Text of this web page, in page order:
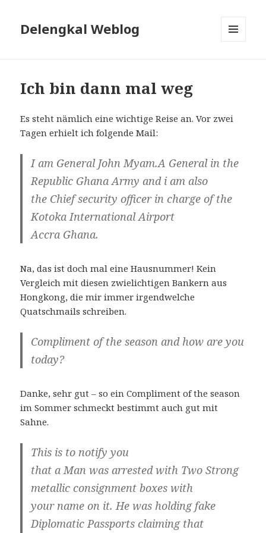
Delengkal Weblog
Ich bin dann mal weg
Es steht nämlich eine wichtige Reise an. Vor zwei
Tagen erhielt ich folgende Mail:
I am General John Myam.A General in the
Republic Ghana Army and i am also
the Chief security officer in charge of the
Kotoka International Airport
Accra Ghana.
Na, das ist doch mal eine Hausnummer! Kein
Vergleich mit diesen zwielichtigen Bankern aus
Hongkong, die mir immer irgendwelche
Quatschmails schreiben.
Compliment of the season and how are you
today?
Danke, sehr gut – so ein Compliment of the season
im Sommer schmeckt bestimmt auch gut mit
Sahne.
This is to notify you
that a Man was arrested with Two Strong
metallic consignment boxes with
your name on it. He was holding fake
Diplomatic Passports claiming that